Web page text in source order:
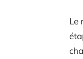
Le